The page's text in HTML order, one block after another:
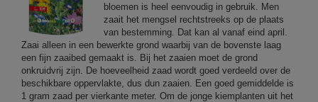
bloemen is heel eenvoudig in gebruik. Men
zaait het mengsel rechtstreeks op de plaats
van bestemming. Dat kan al vanaf eind april.
Zaai alleen in een bewerkte grond waarbij van de bovenste laag
een fijn zaaibed gemaakt is. Bij het zaaien moet de grond
onkruidvrij zijn. De hoeveelheid zaad wordt goed verdeeld over de
beschikbare oppervlakte, dus dun zaaien. Een goed gemiddelde is
1 gram zaad per vierkante meter. Om de jonge kiemplanten uit het